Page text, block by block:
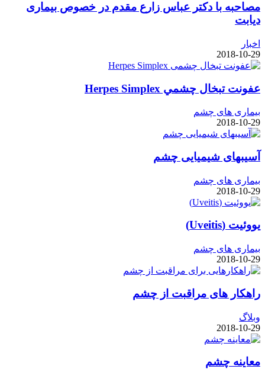
مصاحبه با دکتر عباس زارع مقدم در خصوص بیماری
دیابت
اخبار
2018-10-29
عفونت تبخال چشمي Herpes Simplex
بیماری های چشم
2018-10-29
آسیبهای شیمیایی چشم
بیماری های چشم
2018-10-29
یووئیت (Uveitis)
بیماری های چشم
2018-10-29
راهکار های مراقبت از چشم
وبلاگ
2018-10-29
معاینه چشم